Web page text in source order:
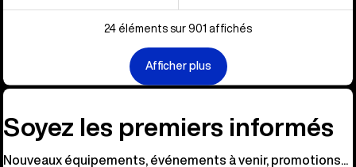
24 éléments sur 901 affichés
Afficher plus
Soyez les premiers informés
Nouveaux équipements, événements à venir, promotions...